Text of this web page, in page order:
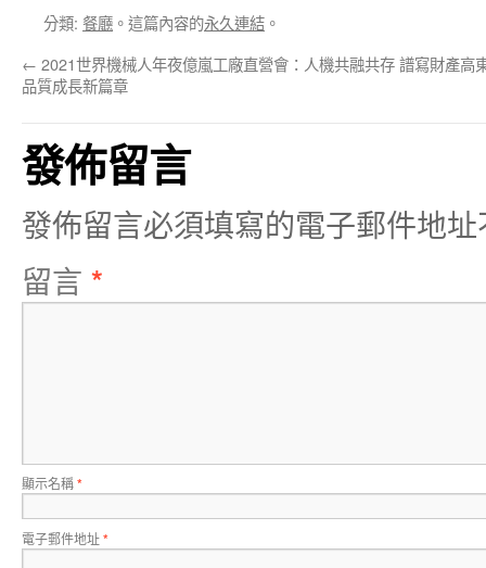
分類: 餐廳 。這篇內容的永久連結 。
← 2021世界機械人年夜億嵐工廠直營會：人機共融共存 譜寫財產高
品質成長新篇章
發佈留言
發佈留言必須填寫的電子郵件地
留言 *
顯示名稱*
電子郵件地址*